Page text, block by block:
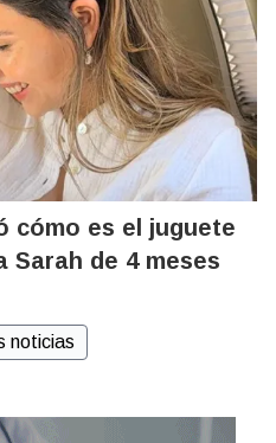
cómo es el juguete
Sarah de 4 meses
noticias